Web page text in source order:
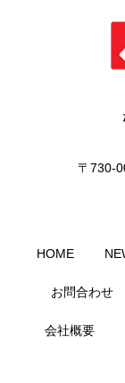
〒730-
HOME
お問合わせ
会社概要